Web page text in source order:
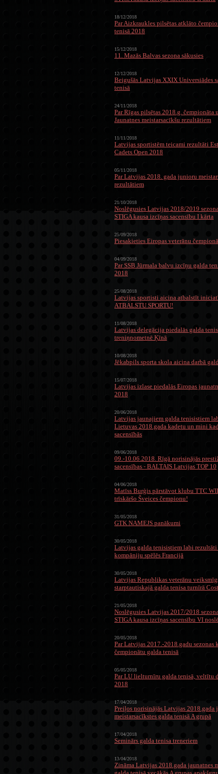
18/12/2018
Par Aizkraukles pilsētas atklāto
tenisā 2018
15/12/2018
11. Mazās Balvas sezona sākusies
12/12/2018
Beigušās Latvijas XXIX Universiādes
tenisā
24/11/2018
Par Rīgas pilsētas 2018.g. čempionāta
Jaunatnes meistarsacīkšu rezultātiem
11/11/2018
Latvijas sportistēm teicami rezultāti
Cadets Open 2018
05/11/2018
Par Latvijas 2018. gada junioru
rezultātiem
21/10/2018
Noslēgusies Latvijas 2018/2019
STIGA kausa izcīņas sacensību I kārta
25/09/2018
Piesakieties Eiropas veterānu
04/09/2018
Par SSB Jūrmala balvu izcīņu galda
2018
25/08/2018
Latvijas sportisti aicina atbalstīt
ATBALSTU SPORTU!
11/08/2018
Latvijas delegācija piedalās galda
treniņnometnē Ķīnā
10/08/2018
Jēkabpils sporta skola aicina darbā
15/07/2018
Latvijas izlase piedalās Eiropas
2018
20/06/2018
Latvijas jaunajiem galda tenisistiem
Lietuvas 2018.gada kadetu un mini
sacensībās
09/06/2018
09.-10.06.2018. Rīgā norisinājās
sacensības - BALTAIS Latvijas TOP 10
04/06/2018
Matīss Burģis pārstāvot klubu TTC
trīskāršo Šveices čempionu!
31/05/2018
GTK NAMEJS panākumi
30/05/2018
Latvijas galda tenisistiem labi rezultāti
kompāniju spēlēs Francijā
30/05/2018
Latvijas Republikas veterānu
starptautiskajā galda tenisa turnīrā
21/05/2018
Noslēgusies Latvijas 2017/2018
STIGA kausa izcīņas sacensību VI
20/05/2018
Par Latvijas 2017.-2018.gadu sezonas
čempionātu galda tenisā
05/05/2018
Par LU lielturnīru galda tenisā, veltītu
2018
17/04/2018
Preiļos norisinājās Latvijas 2018.gada
meistarsacīkstes galda tenisā A grupā
17/04/2018
Seminārs galda tenisa treneriem
13/04/2018
Zināma Latvijas 2018.gada jaunatnes